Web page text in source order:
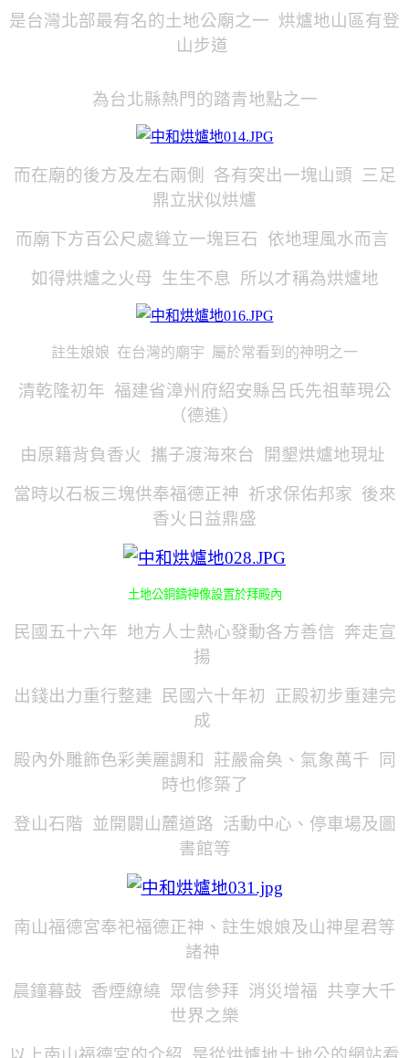
是台灣北部最有名的土地公廟之一 烘爐地山區有登
山步道
為台北縣熱門的踏青地點之一
而在廟的後方及左右兩側 各有突出一塊山頭 三足
鼎立狀似烘爐
而廟下方百公尺處聳立一塊巨石 依地理風水而言
如得烘爐之火母 生生不息 所以才稱為烘爐地
註生娘娘 在台灣的廟宇 屬於常看到的神明之一
清乾隆初年 福建省漳州府紹安縣呂氏先祖華現公
（德進）
由原籍背負香火 攜子渡海來台 開墾烘爐地現址
當時以石板三塊供奉福德正神 祈求保佑邦家 後來
香火日益鼎盛
土地公銅鑄神像設置於拜殿內
民國五十六年 地方人士熱心發動各方善信 奔走宣
揚
出錢出力重行整建 民國六十年初 正殿初步重建完
成
殿內外雕飾色彩美麗調和 莊嚴侖奐、氣象萬千
同
時也修築了
登山石階 並開闢山麓道路 活動中心、停車場及圖
書館等
南山福德宮奉祀福德正神、註生娘娘及山神星君等
諸神
晨鐘暮鼓 香煙繚繞 眾信參拜 消災增福 共享大千
世界之樂